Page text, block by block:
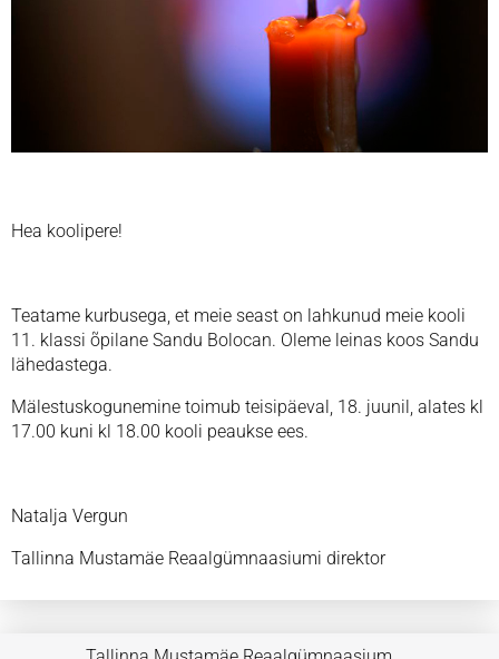
Hea koolipere!
Teatame kurbusega, et meie seast on lahkunud meie kooli
11. klassi õpilane Sandu Bolocan. Oleme leinas koos Sandu
lähedastega.
Mälestuskogunemine toimub teisipäeval, 18. juunil, alates kl
17.00 kuni kl 18.00 kooli peaukse ees.
Natalja Vergun
Tallinna Mustamäe Reaalgümnaasiumi direktor